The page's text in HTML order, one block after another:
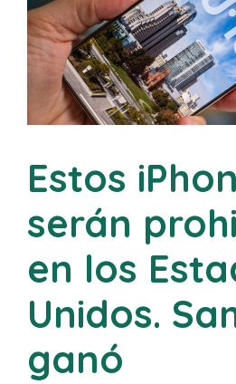
Estos
serán
en los
Unidos.
ganó